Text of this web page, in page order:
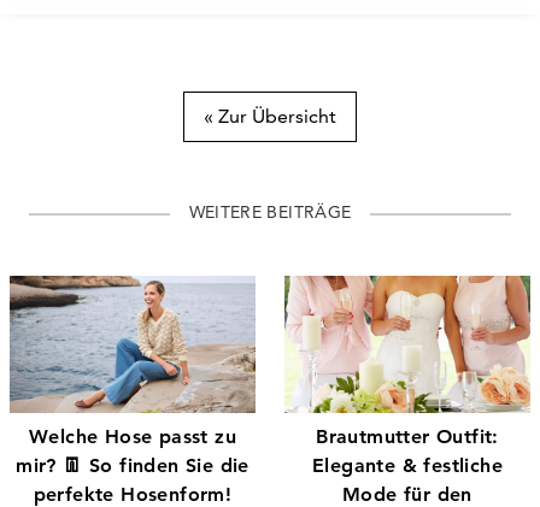
« Zur Übersicht
WEITERE BEITRÄGE
Welche Hose passt zu
mir? 👖 So finden Sie die
perfekte Hosenform!
Brautmutter Outfit:
Elegante & festliche
Mode für den